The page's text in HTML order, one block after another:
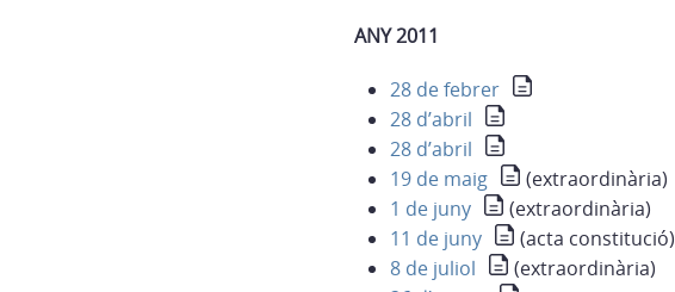
ANY 2011
28 de febrer
28 d’abril
28 d’abril
19 de maig
(extraordinària)
1 de juny
(extraordinària)
11 de juny
(acta constitució)
8 de juliol
(extraordinària)